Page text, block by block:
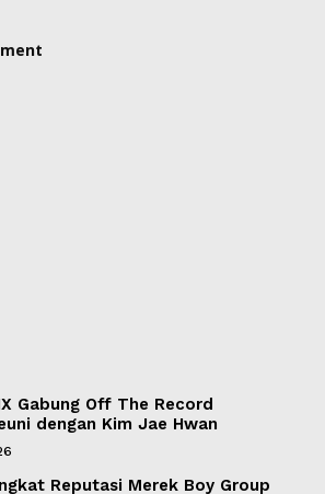
Gabung Off The Record
dengan Kim Jae Hwan
Reputasi Merek Boy Group